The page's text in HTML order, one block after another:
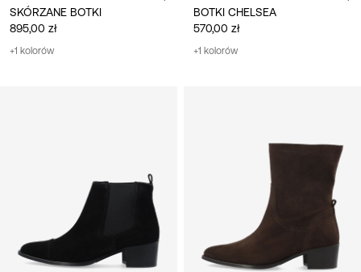
SKÓRZANE BOTKI
895,00 zł
+1 kolorów
BOTKI CHELSEA
570,00 zł
+1 kolorów